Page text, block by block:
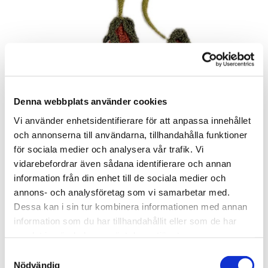
Denna webbplats använder cookies
Vi använder enhetsidentifierare för att anpassa innehållet
och annonserna till användarna, tillhandahålla funktioner
för sociala medier och analysera vår trafik. Vi
vidarebefordrar även sådana identifierare och annan
information från din enhet till de sociala medier och
annons- och analysföretag som vi samarbetar med.
Dessa kan i sin tur kombinera informationen med annan
information som du har tillhandahållit eller som de har
Nödvändig
Åsa Bergqvist
Linneschal "Liljor o. akvileja"
Mer information